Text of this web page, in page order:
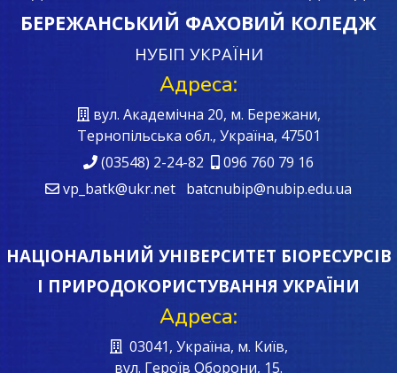
БЕРЕЖАНСЬКИЙ ФАХОВИЙ КОЛЕДЖ
НУБІП УКРАЇНИ
Адреса:
вул. Академічна 20, м. Бережани,
Тернопільська обл., Україна, 47501
(03548) 2-24-82
096 760 79 16
vp_batk@ukr.net batcnubip@nubip.edu.ua
НАЦІОНАЛЬНИЙ УНІВЕРСИТЕТ БІОРЕСУРСІВ
І ПРИРОДОКОРИСТУВАННЯ УКРАЇНИ
Адреса:
03041, Україна, м. Київ,
вул. Героїв Oборони, 15.